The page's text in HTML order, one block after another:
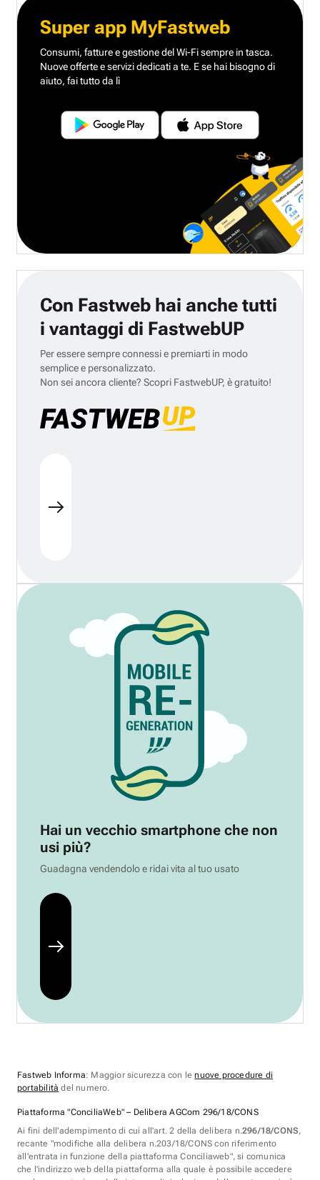
Super app MyFastweb
Consumi, fatture e gestione del Wi-Fi sempre in tasca.
Nuove offerte e servizi dedicati a te. E se hai bisogno di
aiuto, fai tutto da lì
Con Fastweb hai anche tutti
i vantaggi di FastwebUP
Per essere sempre connessi e premiarti in modo
semplice e personalizzato.
Non sei ancora cliente? Scopri FastwebUP, è gratuito!
Hai un vecchio smartphone che non
usi più?
Guadagna vendendolo e ridai vita al tuo usato
Fastweb Informa: Maggior sicurezza con lenuove procedure di
portabilità del numero.
Piattaforma "ConciliaWeb" – Delibera AGCom 296/18/CONS
Ai fini dell'adempimento di cui all'art. 2 della delibera n.296/18/CONS,
recante "modifiche alla delibera n.203/18/CONS con riferimento
all'entrata in funzione della piattaforma Conciliaweb", si comunica
che l'indirizzo web della piattaforma alla quale è possibile accedere